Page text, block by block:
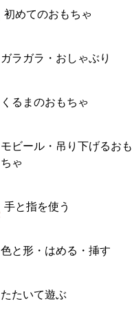
初めてのおもちゃ
ガラガラ・おしゃぶり
くるまのおもちゃ
モビール・吊り下げるおも
ちゃ
手と指を使う
色と形・はめる・挿す
たたいて遊ぶ